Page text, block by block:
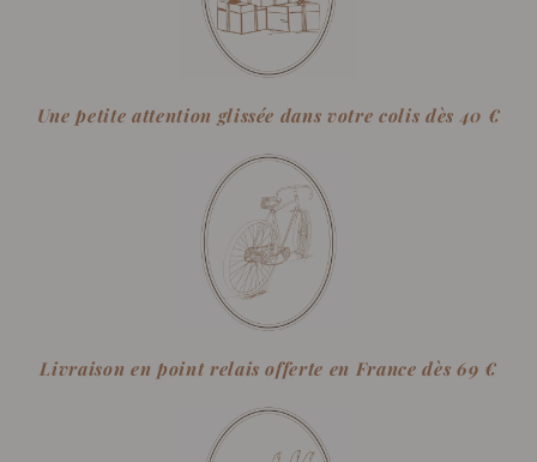
Une petite attention glissée dans votre colis dès 40 €
Livraison en point relais offerte en France dès 69 €